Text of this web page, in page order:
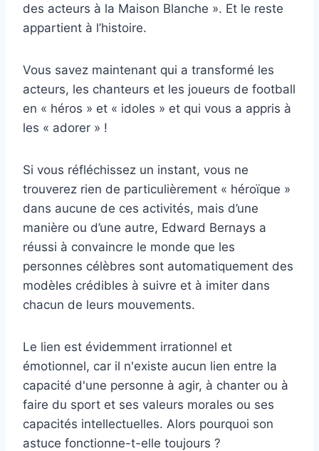
des acteurs à la Maison Blanche ». Et le reste
appartient à l’histoire.
Vous savez maintenant qui a transformé les
acteurs, les chanteurs et les joueurs de football
en « héros » et « idoles » et qui vous a appris à
les « adorer » !
Si vous réfléchissez un instant, vous ne
trouverez rien de particulièrement « héroïque »
dans aucune de ces activités, mais d’une
manière ou d’une autre, Edward Bernays a
réussi à convaincre le monde que les
personnes célèbres sont automatiquement des
modèles crédibles à suivre et à imiter dans
chacun de leurs mouvements.
Le lien est évidemment irrationnel et
émotionnel, car il n'existe aucun lien entre la
capacité d'une personne à agir, à chanter ou à
faire du sport et ses valeurs morales ou ses
capacités intellectuelles. Alors pourquoi son
astuce fonctionne-t-elle toujours ?